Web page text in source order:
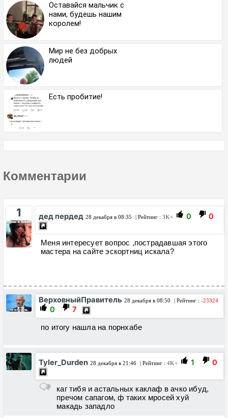
Оставайся мальчик с
нами, будешь нашим
королем!
Мир не без добрых
людей
Есть пробитие!
Комментарии
1 дед пердед 28 декабря в 08:35 | Рейтинг : 3K+ 0 0
Меня интересует вопрос ,пострадавшая этого
мастера на сайте эскортниц искала?
ВерховныйПравитель 28 декабря в 08:50 | Рейтинг : -23324
0 7
по итогу нашла на порнхабе
Tyler_Durden 28 декабря в 21:46 | Рейтинг : 4K+ 1 0
каг тибя и астальных каклаф в ачко ибуд,
пречом сапагом, ф таких мросей хуй
макадь западло